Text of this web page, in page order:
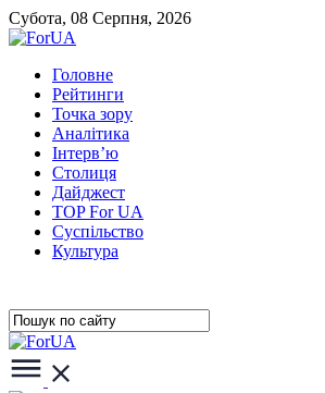
Субота, 08 Серпня, 2026
Головне
Рейтинги
Точка зору
Аналітика
Інтерв’ю
Столиця
Дайджест
TOP For UA
Суспiльство
Культура